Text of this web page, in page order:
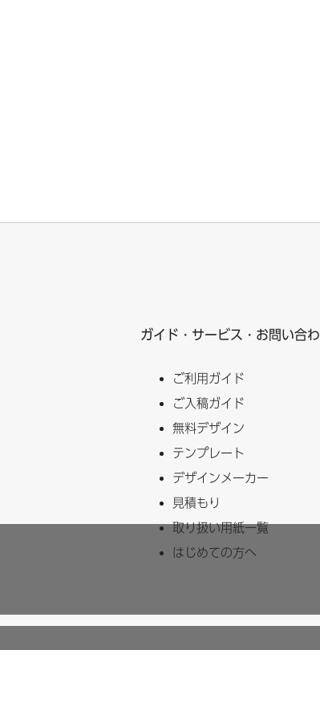
ガイド・サービス・お問い合
ご利用ガイド
ご入稿ガイド
無料デザイン
テンプレート
デザインメーカー
見積もり
取り扱い用紙一覧
はじめての方へ